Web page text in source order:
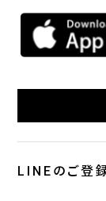
LINEのご登